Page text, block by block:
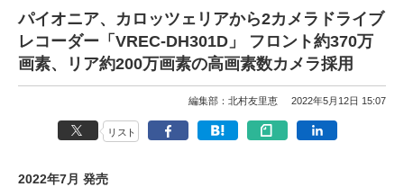
パイオニア、カロッツェリアから2カメラドライブ
レコーダー「VREC-DH301D」 フロント約370万
画素、リア約200万画素の高画素数カメラ採用
編集部：北村友里恵 2022年5月12日 15:07
リスト
2022年7月 発売